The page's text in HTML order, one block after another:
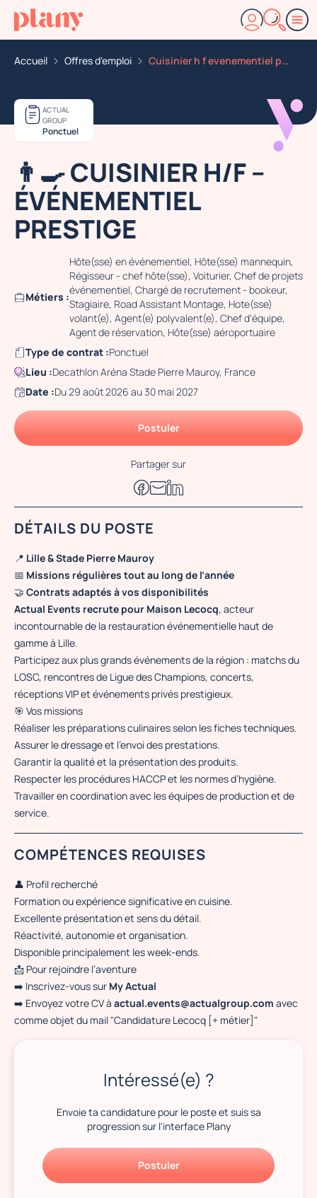
Accueil Offres d'emploi Cuisinier h f evenementiel prestige
ACTUAL
GROUP
Ponctuel
👨‍🍳 CUISINIER H/F –
ÉVÉNEMENTIEL
PRESTIGE
Métiers :
Hôte(sse) en événementiel, Hôte(sse) mannequin,
Régisseur - chef hôte(sse), Voiturier, Chef de projets
événementiel, Chargé de recrutement - bookeur,
Stagiaire, Road Assistant Montage, Hote(sse)
volant(e), Agent(e) polyvalent(e), Chef d'équipe,
Agent de réservation, Hôte(sse) aéroportuaire
Type de contrat :Ponctuel
Lieu :Decathlon Aréna Stade Pierre Mauroy, France
Date :Du 29 août 2026 au 30 mai 2027
Postuler
Partager sur
DÉTAILS DU POSTE
📍 Lille & Stade Pierre Mauroy
📅 Missions régulières tout au long de l’année
🤝Contrats adaptés à vos disponibilités
Actual Events recrute pour Maison Lecocq, acteur
incontournable de la restauration événementielle haut de
gamme à Lille.
Participez aux plus grands événements de la région : matchs du
LOSC, rencontres de Ligue des Champions, concerts,
réceptions VIP et événements privés prestigieux.
🎯 Vos missions
Réaliser les préparations culinaires selon les fiches techniques.
Assurer le dressage et l’envoi des prestations.
Garantir la qualité et la présentation des produits.
Respecter les procédures HACCP et les normes d’hygiène.
Travailler en coordination avec les équipes de production et de
service.
COMPÉTENCES REQUISES
👤 Profil recherché
Formation ou expérience significative en cuisine.
Excellente présentation et sens du détail.
Réactivité, autonomie et organisation.
Disponible principalement les week-ends.
📩 Pour rejoindre l’aventure
➡️ Inscrivez-vous sur My Actual
➡️ Envoyez votre CV à actual.events@actualgroup.com avec
comme objet du mail "Candidature Lecocq [+ métier]"
Intéressé(e) ?
Envoie ta candidature pour le poste et suis sa
progression sur l'interface Plany
Postuler